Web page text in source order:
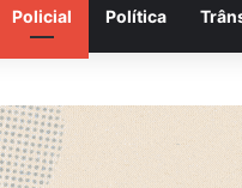
Policial Política